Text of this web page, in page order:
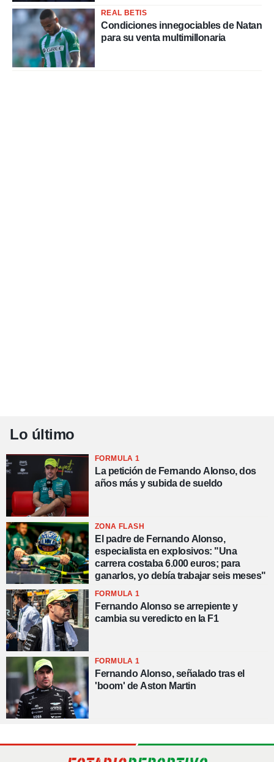
REAL BETIS
Condiciones innegociables de Natan
para su venta multimillonaria
Lo último
FORMULA 1
La petición de Fernando Alonso, dos
años más y subida de sueldo
ZONA FLASH
El padre de Fernando Alonso,
especialista en explosivos: "Una
carrera costaba 6.000 euros; para
ganarlos, yo debía trabajar seis meses"
FORMULA 1
Fernando Alonso se arrepiente y
cambia su veredicto en la F1
FORMULA 1
Fernando Alonso, señalado tras el
'boom' de Aston Martin